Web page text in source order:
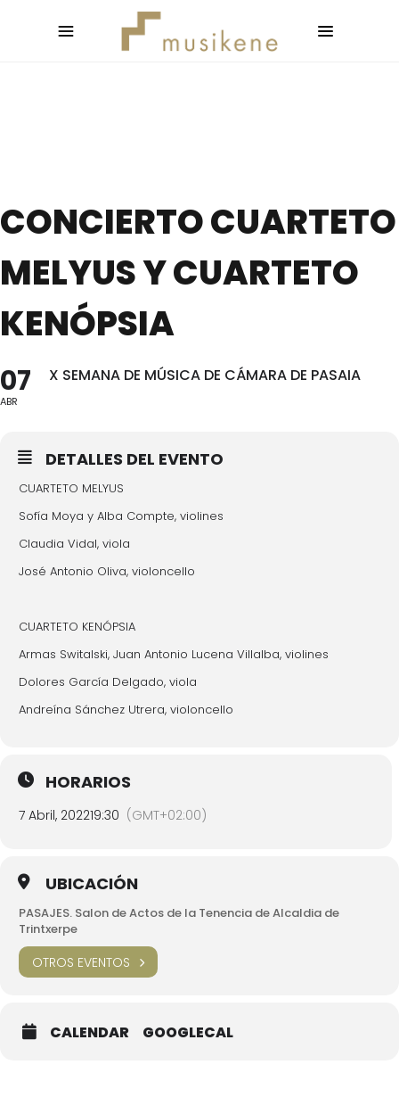
CONCIERTO CUARTETO
MELYUS Y CUARTETO
KENÓPSIA
07
ABR
X SEMANA DE MÚSICA DE CÁMARA DE PASAIA
DETALLES DEL EVENTO
CUARTETO MELYUS
Sofía Moya y Alba Compte, violines
Claudia Vidal, viola
José Antonio Oliva, violoncello
CUARTETO KENÓPSIA
Armas Switalski, Juan Antonio Lucena Villalba, violines
Dolores García Delgado, viola
Andreína Sánchez Utrera, violoncello
HORARIOS
7 Abril, 202219:30 (GMT+02:00)
UBICACIÓN
PASAJES. Salon de Actos de la Tenencia de Alcaldia de
Trintxerpe
OTROS EVENTOS
CALENDAR GOOGLECAL